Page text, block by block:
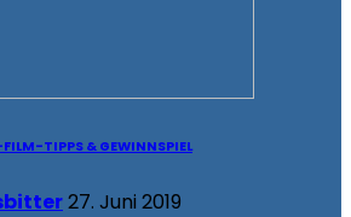
TIPPS & GEWINNSPIEL
27. Juni 2019